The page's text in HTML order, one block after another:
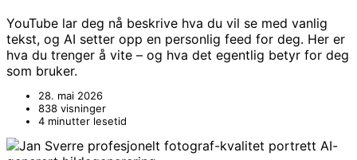
YouTube lar deg nå beskrive hva du vil se med vanlig
tekst, og AI setter opp en personlig feed for deg. Her er
hva du trenger å vite – og hva det egentlig betyr for deg
som bruker.
28. mai 2026
838 visninger
4 minutter lesetid